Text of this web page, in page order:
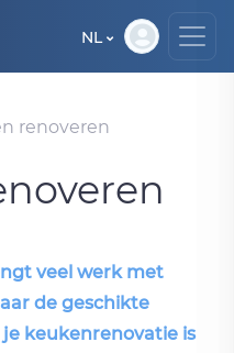
NL
renoveren
veel werk met
de geschikte
keukenrenovatie is